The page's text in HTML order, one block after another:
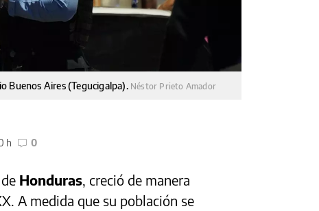
Buenos Aires (Tegucigalpa). Néstor Prieto Amador
h 0
Honduras, creció de manera
A medida que su población se